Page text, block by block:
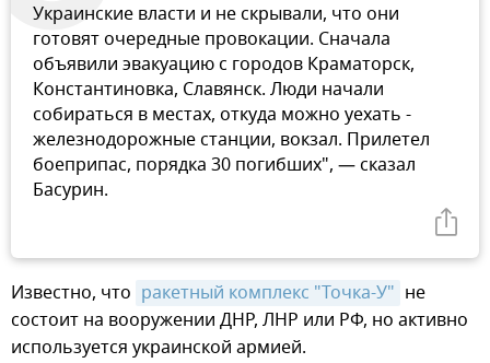
Украинские власти и не скрывали, что они
готовят очередные провокации. Сначала
объявили эвакуацию с городов Краматорск,
Константиновка, Славянск. Люди начали
собираться в местах, откуда можно уехать -
железнодорожные станции, вокзал. Прилетел
боеприпас, порядка 30 погибших", — сказал
Басурин.
Известно, что ракетный комплекс "Точка-У" не
состоит на вооружении ДНР, ЛНР или РФ, но активно
используется украинской армией.